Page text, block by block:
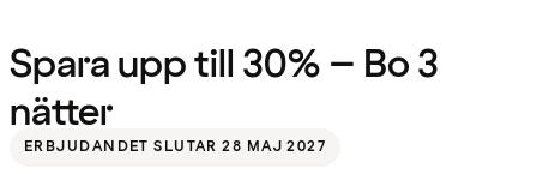
Spara upp till 30% – Bo 3
nätter
ERBJUDANDET SLUTAR 28 MAJ 2027